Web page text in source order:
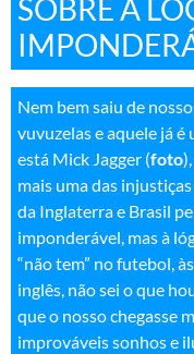
SOBRE A
Nem bem saiu de
vuvuzelas e aquele já é
está Mick Jagger (foto
mais uma das
da Inglaterra e Brasil
imponderável, mas à
“não tem” no futebol,
inglês, não sei o que
que o nosso chegasse
improváveis sonhos e